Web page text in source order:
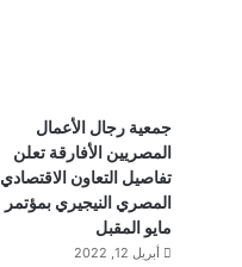
جمعية رجال الأعمال
المصريين الأفارقة تعلن
تفاصيل التعاون الاقتصادي
المصري النيجيري بمؤتمر
مايو المقبل
أبريل 12, 2022